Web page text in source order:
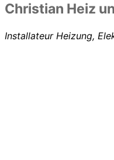
Christian Heiz
Installateur Heizung,